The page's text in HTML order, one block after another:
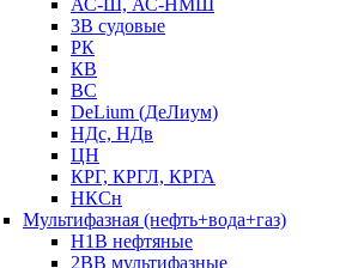
АС-Ш, АС-НМШ
3В судовые
РК
КВ
ВС
DeLium (ДеЛиум)
НДс, НДв
ЦН
КРГ, КРГЛ, КРГА
НКСн
Мультифазная (нефть+вода+газ)
Н1В нефтяные
2ВВ мультифазные